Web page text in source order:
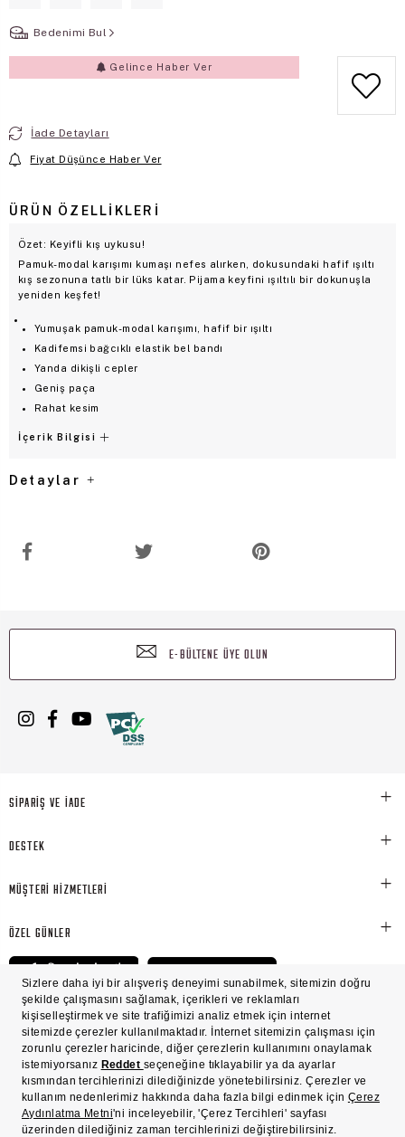
Bedenimi Bul
Gelince Haber Ver
İade Detayları
Fiyat Düşünce Haber Ver
ÜRÜN ÖZELLIKLERI
Özet: Keyifli kış uykusu!
Pamuk-modal karışımı kumaşı nefes alırken, dokusundaki hafif ışıltı
kış sezonuna tatlı bir lüks katar. Pijama keyfini ışıltılı bir dokunuşla
yeniden keşfet!
Yumuşak pamuk-modal karışımı, hafif bir ışıltı
Kadifemsi bağcıklı elastik bel bandı
Yanda dikişli cepler
Geniş paça
Rahat kesim
İçerik Bilgisi
Detaylar
E-BÜLTENE ÜYE OLUN
SİPARİŞ VE İADE
DESTEK
MÜŞTERİ HİZMETLERİ
ÖZEL GÜNLER
© Victoria's Secret Shaya Mağazacılık A.Ş. Franchise lisansı aracılığıyla işletilen ticari
markasıdır. Her hakkı saklıdır.
Süreç Bazlı Müşteri Aydınlatma Metni
Üyelik ve Gizlilik Sözleşmesi
İşlem Rehberi